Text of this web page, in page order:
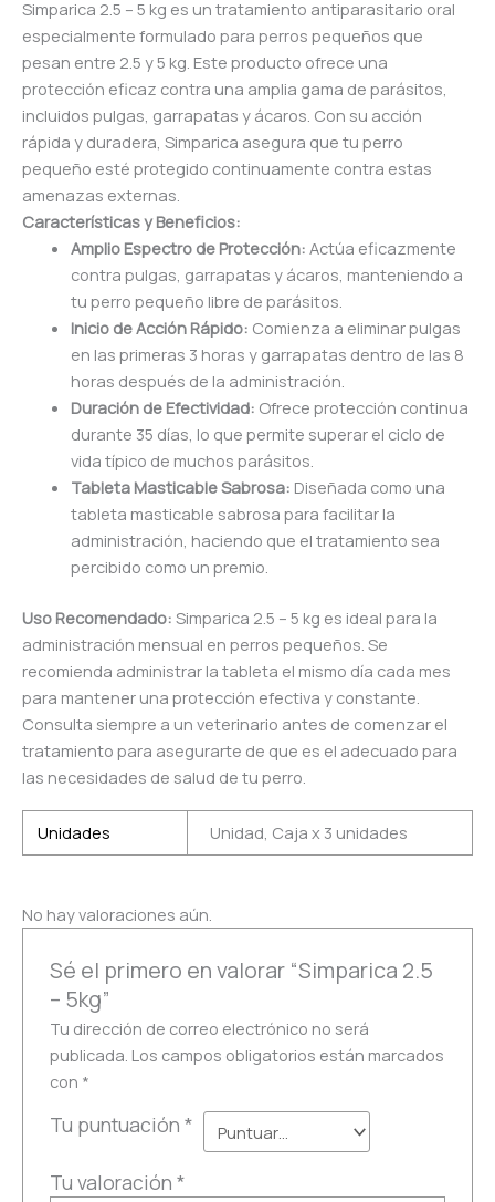
Simparica 2.5 – 5 kg es un tratamiento antiparasitario oral
especialmente formulado para perros pequeños que
pesan entre 2.5 y 5 kg. Este producto ofrece una
protección eficaz contra una amplia gama de parásitos,
incluidos pulgas, garrapatas y ácaros. Con su acción
rápida y duradera, Simparica asegura que tu perro
pequeño esté protegido continuamente contra estas
amenazas externas.
Características y Beneficios:
Amplio Espectro de Protección: Actúa eficazmente
contra pulgas, garrapatas y ácaros, manteniendo a
tu perro pequeño libre de parásitos.
Inicio de Acción Rápido: Comienza a eliminar pulgas
en las primeras 3 horas y garrapatas dentro de las 8
horas después de la administración.
Duración de Efectividad: Ofrece protección continua
durante 35 días, lo que permite superar el ciclo de
vida típico de muchos parásitos.
Tableta Masticable Sabrosa: Diseñada como una
tableta masticable sabrosa para facilitar la
administración, haciendo que el tratamiento sea
percibido como un premio.
Uso Recomendado: Simparica 2.5 – 5 kg es ideal para la
administración mensual en perros pequeños. Se
recomienda administrar la tableta el mismo día cada mes
para mantener una protección efectiva y constante.
Consulta siempre a un veterinario antes de comenzar el
tratamiento para asegurarte de que es el adecuado para
las necesidades de salud de tu perro.
Unidades Unidad, Caja x 3 unidades
No hay valoraciones aún.
Sé el primero en valorar “Simparica 2.5
– 5kg”
Tu dirección de correo electrónico no será
publicada. Los campos obligatorios están marcados
con *
Tu puntuación*
Tu valoración*